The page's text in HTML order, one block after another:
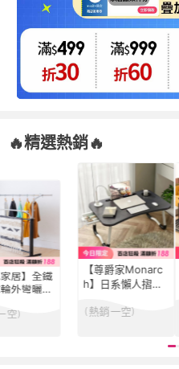
🔥精選熱銷🔥
居】全鐵
外彎曬衣
吊衣架
空)
【尊爵家Monarc
h】日系懶人摺疊
屜(懶人桌 電腦桌
(熱銷一空)